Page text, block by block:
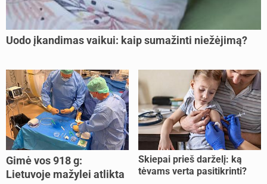
Uodo įkandimas vaikui: kaip sumažinti niežėjimą?
Gimė vos 918 g:
Lietuvoje mažylei atlikta
Skiepai prieš darželį: ką
tėvams verta pasitikrinti?